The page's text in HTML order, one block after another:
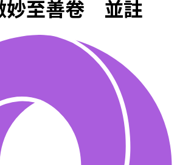
妙至善卷 並註